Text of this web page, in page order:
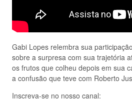
Gabi Lopes relembra sua
sobre a surpresa com sua trajetória
os frutos que colheu depois em sua
a confusão que teve com Roberto
Inscreva-se no nosso canal: